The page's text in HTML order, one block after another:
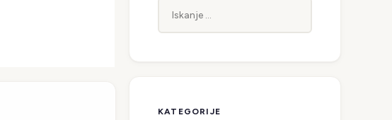
KATEGORIJE